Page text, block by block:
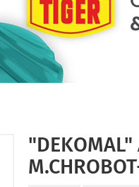
"DEKOMAL"